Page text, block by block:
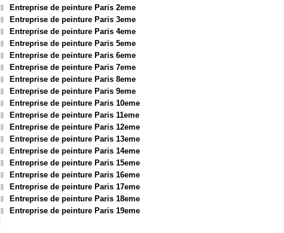
Entreprise de peinture Paris 2eme
Entreprise de peinture Paris 3eme
Entreprise de peinture Paris 4eme
Entreprise de peinture Paris 5eme
Entreprise de peinture Paris 6eme
Entreprise de peinture Paris 7eme
Entreprise de peinture Paris 8eme
Entreprise de peinture Paris 9eme
Entreprise de peinture Paris 10eme
Entreprise de peinture Paris 11eme
Entreprise de peinture Paris 12eme
Entreprise de peinture Paris 13eme
Entreprise de peinture Paris 14eme
Entreprise de peinture Paris 15eme
Entreprise de peinture Paris 16eme
Entreprise de peinture Paris 17eme
Entreprise de peinture Paris 18eme
Entreprise de peinture Paris 19eme